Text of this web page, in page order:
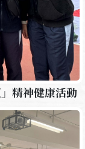
精神健康活動